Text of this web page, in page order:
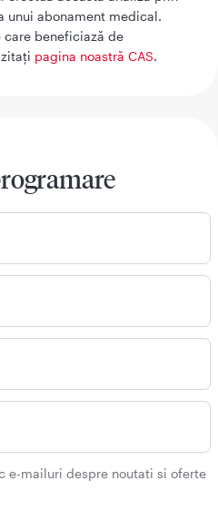
unui abonament medical.
care beneficiază de
pagina noastră CAS.
e-mailuri despre noutati si oferte